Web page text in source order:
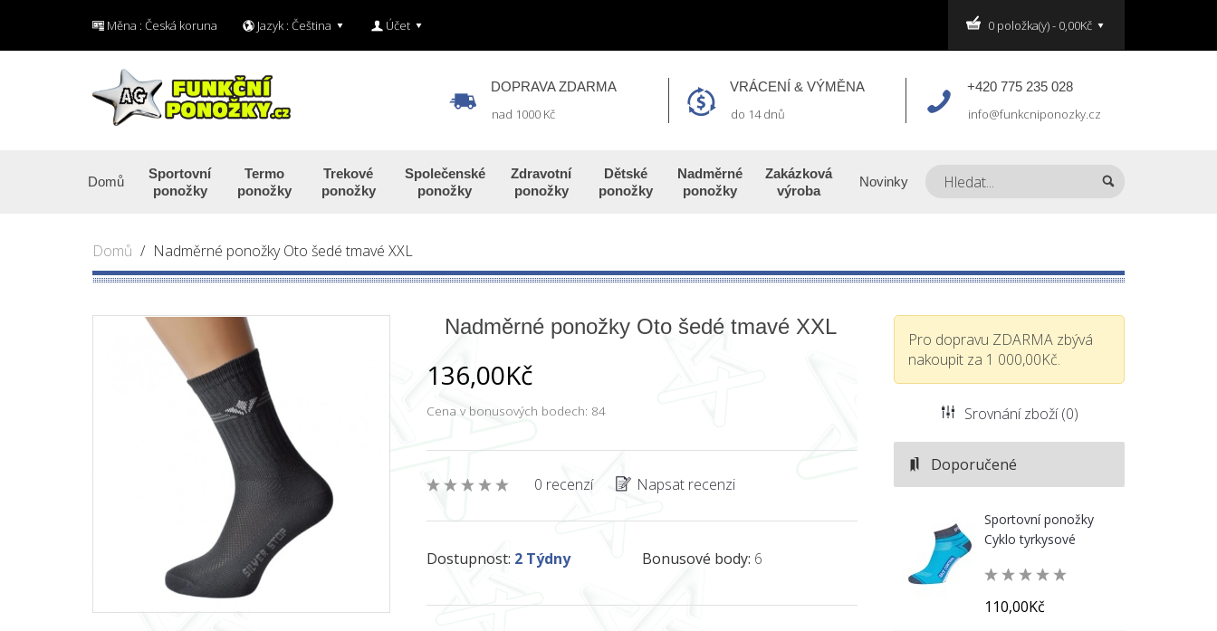
Měna : Česká koruna Jazyk : Čeština Účet 0 položka(y) - 0,00Kč
DOPRAVA ZDARMA
nad 1000 Kč
VRÁCENÍ & VÝMĚNA
do 14 dnů
+420 775 235 028
info@funkcniponozky.cz
Domů
Sportovní
ponožky
Termo
ponožky
Trekové
ponožky
Společenské
ponožky
Zdravotní
ponožky
Dětské
ponožky
Nadměrné
ponožky
Zakázková
výroba
Novinky
Domů Nadměrné ponožky Oto šedé tmavé XXL
Nadměrné ponožky Oto šedé tmavé XXL
136,00Kč
Cena v bonusových bodech: 84
0 recenzí Napsat recenzi
Dostupnost: 2 Týdny Bonusové body: 6
Pro dopravu ZDARMA zbývá
nakoupit za 1 000,00Kč.
Srovnání zboží (0)
Doporučené
Sportovní ponožky
Cyklo tyrkysové
110,00Kč